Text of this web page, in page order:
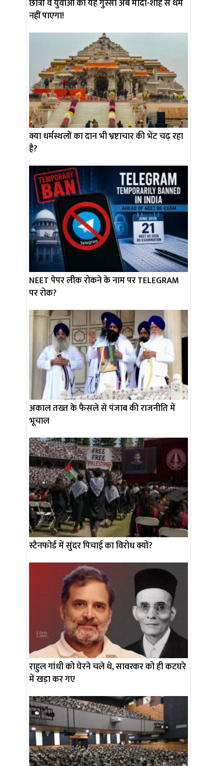
छात्रों व युवाओं का यह गुस्सा अब मोदी-शाह से थम
नहीं पाएगा!
क्या धर्मस्थलों का दान भी भ्रष्टाचार की भेंट चढ़ रहा
है?
NEET पेपर लीक रोकने के नाम पर TELEGRAM
पर रोक?
अकाल तख्त के फैसले से पंजाब की राजनीति में
भूचाल
स्टैनफोर्ड में सुंदर पिचाई का विरोध क्यों?
राहुल गांधी को घेरने चले थे, सावरकर को ही कटघरे
में खड़ा कर गए